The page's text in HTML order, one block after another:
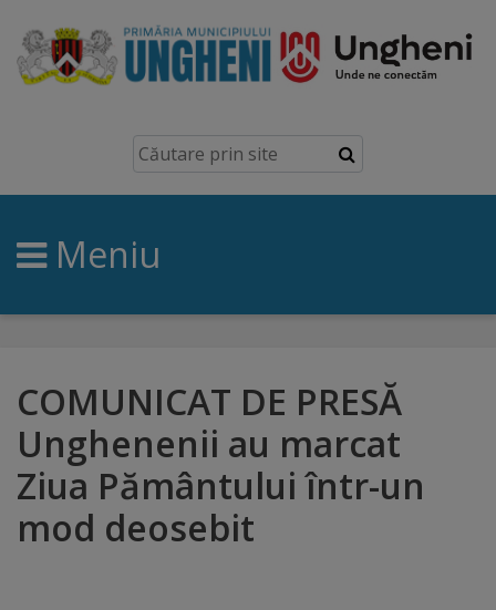
Ungheni
Prezentare
generală
Simbolurile
brand
Orașe
înfrățite
Distincții
Meniu
COMUNICAT DE PRESĂ
Unghenenii au marcat
Ziua Pământului într-un
mod deosebit